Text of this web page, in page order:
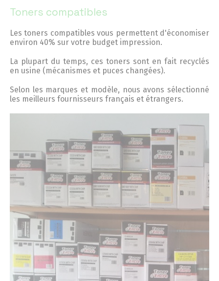
Toners compatibles
Les toners compatibles vous permettent d'économiser
environ 40% sur votre budget impression.
La plupart du temps, ces toners sont en fait recyclés
en usine (mécanismes et puces changées).
Selon les marques et modèle, nous avons sélectionné
les meilleurs fournisseurs français et étrangers.